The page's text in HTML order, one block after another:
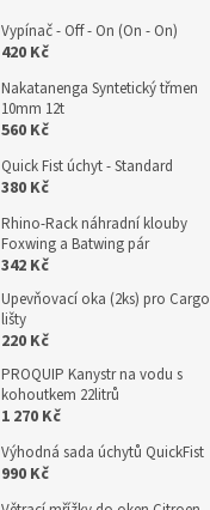
Vypínač - Off - On (On - On)
420 Kč
Nakatanenga Syntetický třmen
10mm 12t
560 Kč
Quick Fist úchyt - Standard
380 Kč
Rhino-Rack náhradní klouby
Foxwing a Batwing pár
342 Kč
Upevňovací oka (2ks) pro Cargo
lišty
220 Kč
PROQUIP Kanystr na vodu s
kohoutkem 22litrů
1 270 Kč
Výhodná sada úchytů QuickFist
990 Kč